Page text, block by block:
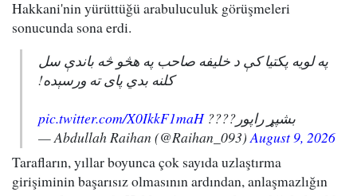
Hakkani'nin yürüttüğü arabuluculuk görüşmeleri
sonucunda sona erdi.
په لویه پکتیا کې د خلیفه صاحب په هڅو څه باندې سل
کلنه بدي پای ته ورسېده!
بشپړ راپور????pic.twitter.com/X0IkkF1maH
— Abdullah Raihan (@Raihan_093)August 9, 2026
Tarafların, yıllar boyunca çok sayıda uzlaştırma
girişiminin başarısız olmasının ardından, anlaşmazlığın